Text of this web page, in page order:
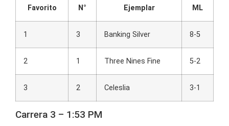
Favorito N° Ejemplar ML
1 3 Banking Silver 8-5
2 1 Three Nines Fine 5-2
3 2 Celeslia 3-1
Carrera 3 – 1:53 PM